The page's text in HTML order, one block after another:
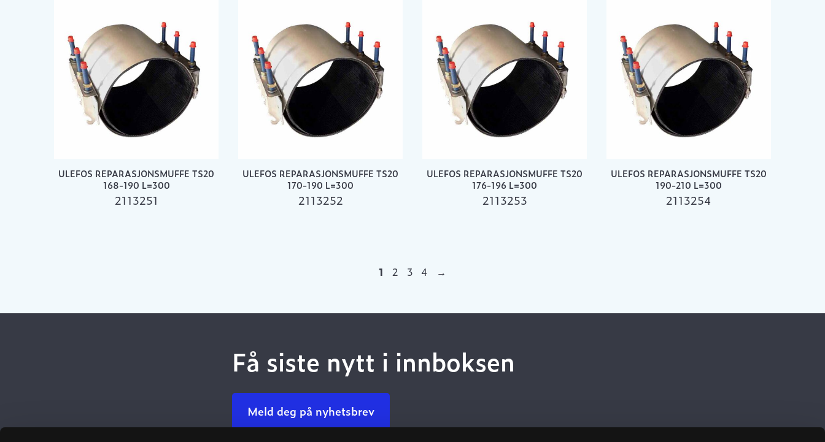
ULEFOS REPARASJONSMUFFE TS20
168-190 L=300
2113251
ULEFOS REPARASJONSMUFFE TS20
170-190 L=300
2113252
ULEFOS REPARASJONSMUFFE TS20
176-196 L=300
2113253
ULEFOS REPARASJONSMUFFE TS20
190-210 L=300
2113254
1 2 3 4 →
Få siste nytt i innboksen
Meld deg på nyhetsbrev